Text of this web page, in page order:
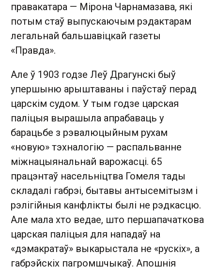
правакатара — Мірона Чарнамазава, які
потым стаў выпускаючым рэдактарам
легальнай бальшавіцкай газеты
«Правда».
Але ў 1903 годзе Леў Драгунскі быў
упершыню арыштаваны і паўстаў перад
царскім судом. У тым годзе царская
паліцыя вырашыла апрабаваць у
барацьбе з рэвалюцыйным рухам
«новую» тэхналогію — распальванне
міжнацыянальнай варожасці. 65
працэнтаў насельніцтва Гомеля тады
складалі габрэі, бытавы антысемітызм і
рэлігійныя канфлікты былі не рэдкасцю.
Але мала хто ведае, што першапачаткова
царская паліцыя для нападаў на
«дэмакратаў» выкарыстала не «рускіх», а
габрэйскіх пагромшчыкаў. Апошнія